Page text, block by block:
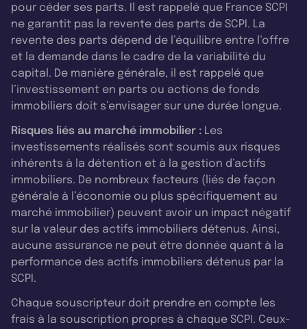
pour céder ses parts. Il est rappelé que France SCPI
ne garantit pas la revente des parts de SCPI. La
revente des parts dépend de l’équilibre entre l’offre
et la demande dans le cadre de la variabilité du
capital. De manière générale, il est rappelé que
l’investissement en parts ou actions de fonds
immobiliers doit s’envisager sur une durée longue.
Risques liés au marché immobilier : Les
investissements réalisés sont soumis aux risques
inhérents à la détention et à la gestion d’actifs
immobiliers. De nombreux facteurs (liés de façon
générale à l’économie ou plus spécifiquement au
marché immobilier) peuvent avoir un impact négatif
sur la valeur des actifs immobiliers détenus. Ainsi,
aucune assurance ne peut être donnée quant à la
performance des actifs immobiliers détenus par la
SCPI.
Chaque souscripteur doit prendre en compte les
frais à la souscription propres à chaque SCPI. Ceux-